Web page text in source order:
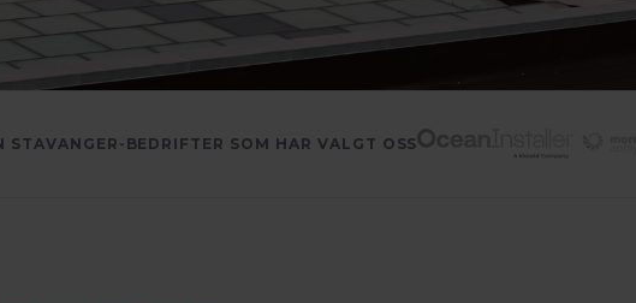
STAVANGER-BEDRIFTER SOM HAR VALGT OSS